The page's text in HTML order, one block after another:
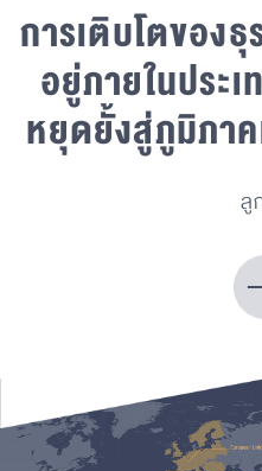
การเติบโตของธุ
อยู่ภายในประ
หยุดยั้งสู่ภูมิภาค
ลู